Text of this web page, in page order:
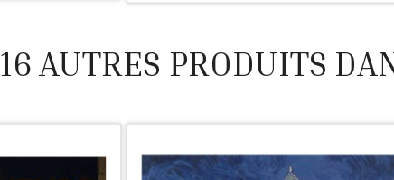
16 AUTRES PRODUITS